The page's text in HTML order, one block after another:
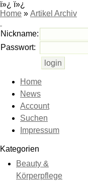
ï»¿ ï»¿
Home » Artikel Archiv
Nickname:
Passwort:
Home
News
Account
Suchen
Impressum
Kategorien
Beauty &
Körperpflege